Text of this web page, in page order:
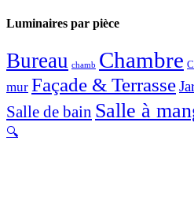
Luminaires par pièce
Bureau chamb Chambre
mur Façade & Terrasse
Salle de bain Salle à
🔍